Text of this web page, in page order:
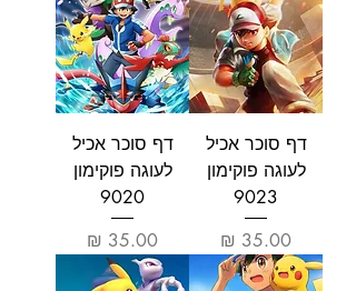
דף סוכר אכיל
לעוגה פוקימון
9023
מחיר
דף סוכר אכיל
לעוגה פוקימון
9020
מחיר